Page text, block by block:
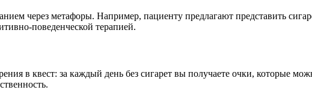
через метафоры. Например, пациенту предлагают представить
поведенческой терапией.
в квест: за каждый день без сигарет вы получаете очки, которые